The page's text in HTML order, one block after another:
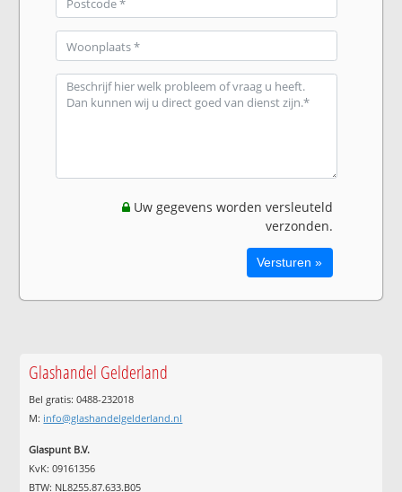
Uw gegevens worden versleuteld
verzonden.
Glashandel Gelderland
Bel gratis: 0488-232018
M: info@glashandelgelderland.nl
Glaspunt B.V.
KvK: 09161356
BTW: NL8255.87.633.B05